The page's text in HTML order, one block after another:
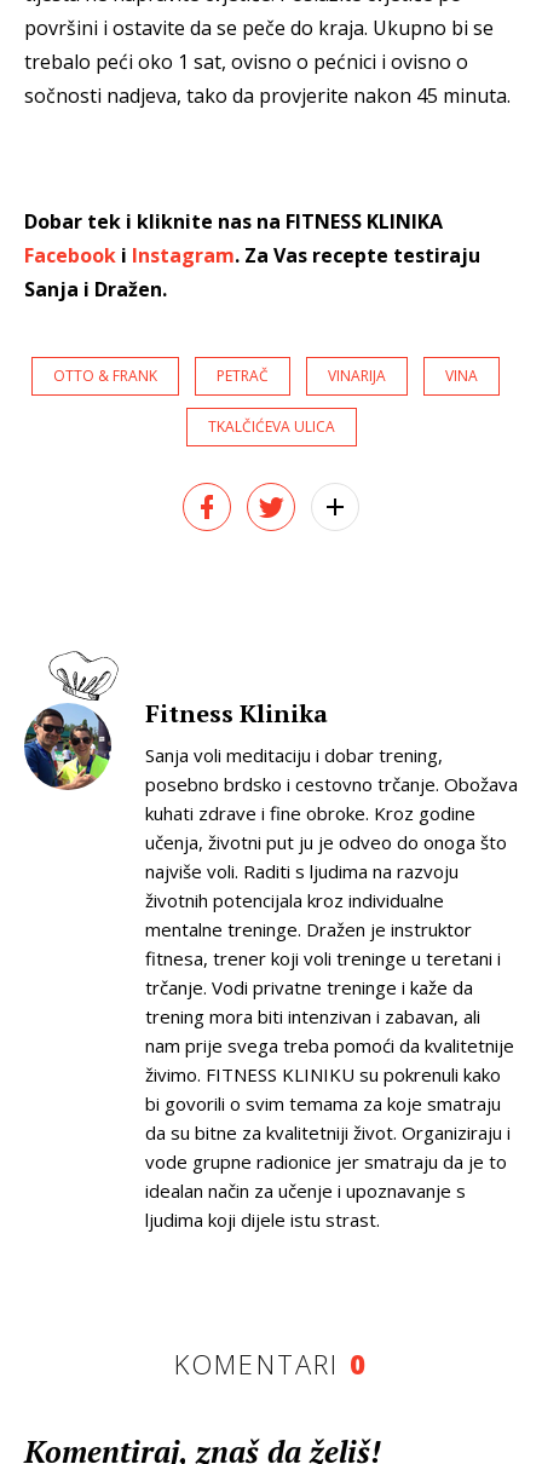
površini i ostavite da se peče do kraja. Ukupno bi se
trebalo peći oko 1 sat, ovisno o pećnici i ovisno o
sočnosti nadjeva, tako da provjerite nakon 45 minuta.
Dobar tek i kliknite nas na FITNESS KLINIKA
Facebook i Instagram. Za Vas recepte testiraju
Sanja i Dražen.
OTTO & FRANK PETRAČ VINARIJA VINA
TKALČIĆEVA ULICA
Fitness Klinika
Sanja voli meditaciju i dobar trening,
posebno brdsko i cestovno trčanje. Obožava
kuhati zdrave i fine obroke. Kroz godine
učenja, životni put ju je odveo do onoga što
najviše voli. Raditi s ljudima na razvoju
životnih potencijala kroz individualne
mentalne treninge. Dražen je instruktor
fitnesa, trener koji voli treninge u teretani i
trčanje. Vodi privatne treninge i kaže da
trening mora biti intenzivan i zabavan, ali
nam prije svega treba pomoći da kvalitetnije
živimo. FITNESS KLINIKU su pokrenuli kako
bi govorili o svim temama za koje smatraju
da su bitne za kvalitetniji život. Organiziraju i
vode grupne radionice jer smatraju da je to
idealan način za učenje i upoznavanje s
ljudima koji dijele istu strast.
KOMENTARI 0
Komentiraj, znaš da želiš!